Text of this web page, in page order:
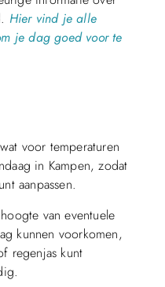
Hier vind je alle
je dag goed voor te
voor temperaturen
in Kampen, zodat
aanpassen.
van eventuele
kunnen voorkomen,
regenjas kunt